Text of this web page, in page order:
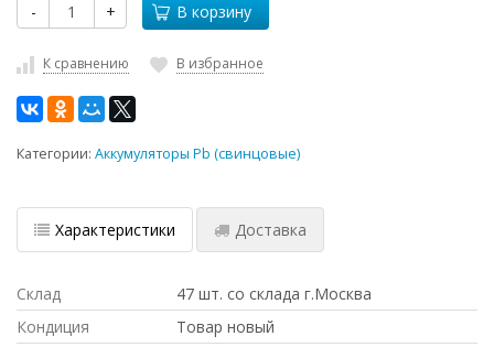
- + В корзину
К сравнению В избранное
Категории: Аккумуляторы Pb (свинцовые)
Характеристики Доставка
Склад
47 шт. со склада г.Москва
Кондиция
Товар новый